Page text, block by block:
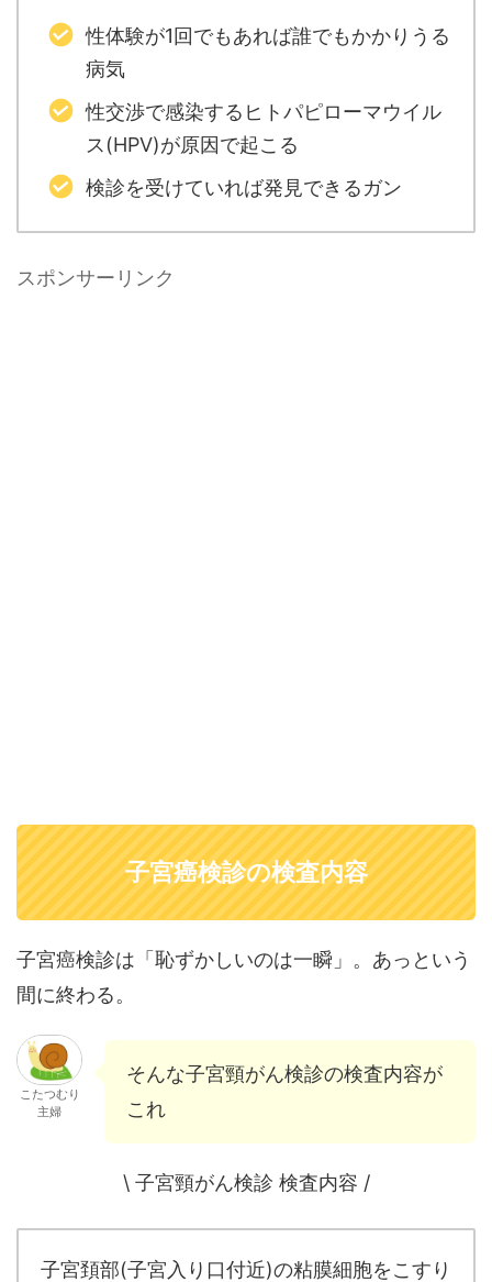
性体験が1回でもあれば誰でもかかりうる
病気
性交渉で感染するヒトパピローマウイル
ス(HPV)が原因で起こる
検診を受けていれば発見できるガン
スポンサーリンク
子宮癌検診の検査内容
子宮癌検診は「恥ずかしいのは一瞬」。あっという
間に終わる。
こたつむり
主婦
そんな子宮頸がん検診の検査内容が
これ
\ 子宮頸がん検診 検査内容 /
子宮頚部(子宮入り口付近)の粘膜細胞をこすり